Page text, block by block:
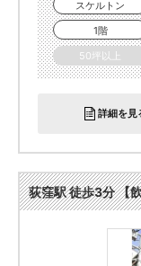
スケルトン
1階
50坪以上
詳細を見
荻窪駅 徒歩3分 【